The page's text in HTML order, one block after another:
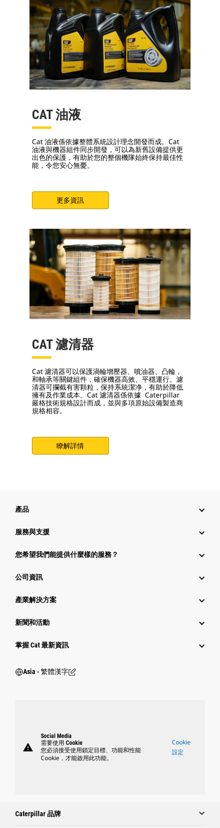
CAT 油液
Cat 油液係依據整體系統設計理念開發而成。Cat
油液與機器組件同步開發，可以為新舊設備提供更
出色的保護，有助於您的整個機隊始終保持最佳性
能，令您安心無憂。
更多資訊
CAT 濾清器
Cat 濾清器可以保護渦輪增壓器、噴油器、凸輪，
和軸承等關鍵組件，確保機器高效、平穩運行。濾
清器可攔截有害顆粒，保持系統潔净，有助於降低
擁有及作業成本。Cat 濾清器係依據 Caterpillar
嚴格技術規格設計而成，並與多項原始設備製造商
規格相容。
瞭解詳情
產品
服務與支援
您希望我們能提供什麼樣的服務？
公司資訊
產業解決方案
新聞和活動
掌握 Cat 最新資訊
Asia - 繁體漢字
warning
Social Media
需要使用 Cookie
您必須接受使用鎖定目標、功能和性能
Cookie，才能啟用此功能。
Cookie
設定
Caterpillar 品牌